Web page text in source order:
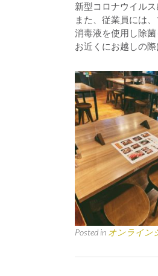
新型コロナウイル
また、従業員には
消毒液を使用し除
お近くにお越しの
Posted in オンライン